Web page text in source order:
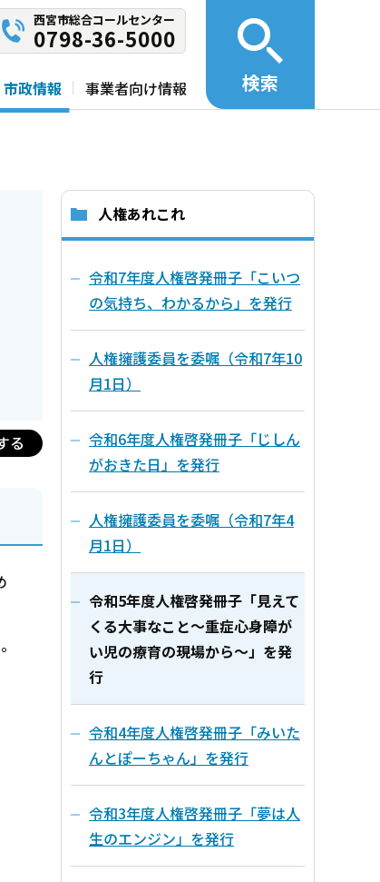
西宮市総合コールセンター
0798-36-5000
市政情報 事業者向け情報 検索
る
人権あれこれ
令和7年度人権啓発冊子「こいつ
の気持ち、わかるから」を発行
人権擁護委員を委嘱（令和7年10
月1日）
令和6年度人権啓発冊子「じしん
がおきた日」を発行
人権擁護委員を委嘱（令和7年4
月1日）
令和5年度人権啓発冊子「見えて
くる大事なこと～重症心身障が
い児の療育の現場から～」を発
行
令和4年度人権啓発冊子「みいた
んとぽーちゃん」を発行
令和3年度人権啓発冊子「夢は人
生のエンジン」を発行